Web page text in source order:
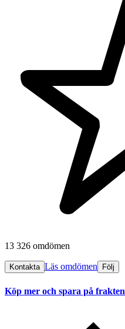
13 326 omdömen
Kontakta Läs omdömen Följ
Köp mer och spara på frakten